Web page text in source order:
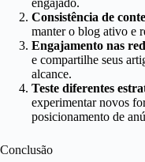
engajado.
Consistência de
manter o blog ativo e
Engajamento nas
e compartilhe seus
alcance.
Teste diferentes
experimentar novos
posicionamento de
Conclusão